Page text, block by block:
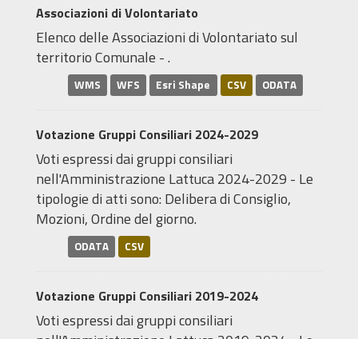
Associazioni di Volontariato
Elenco delle Associazioni di Volontariato sul
territorio Comunale - .
WMS WFS Esri Shape CSV ODATA
Votazione Gruppi Consiliari 2024-2029
Voti espressi dai gruppi consiliari
nell'Amministrazione Lattuca 2024-2029 - Le
tipologie di atti sono: Delibera di Consiglio,
Mozioni, Ordine del giorno.
ODATA CSV
Votazione Gruppi Consiliari 2019-2024
Voti espressi dai gruppi consiliari